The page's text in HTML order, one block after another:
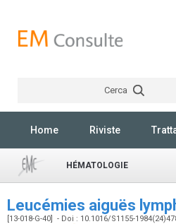
Cerca
Home Riviste
HÉMATOLOGIE
Leucémies aiguës
[13-018-G-40] - Doi : 10.1016/S1155-